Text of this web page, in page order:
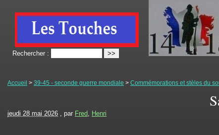
Rechercher :
Accueil > 39-45 - seconde guerre mondiale > Commémorations et stèles du
jeudi 28 mai 2026 , par Fred, Henri